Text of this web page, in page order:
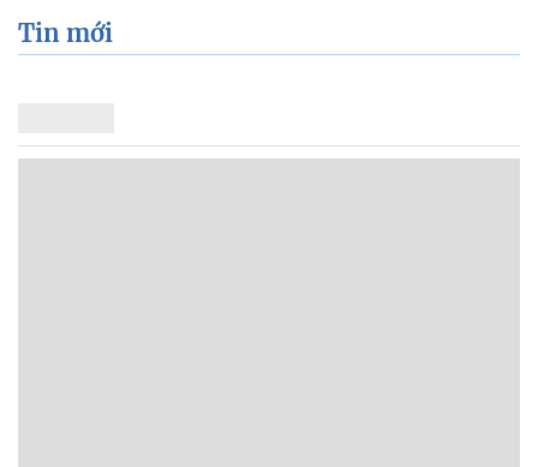
Tin mới